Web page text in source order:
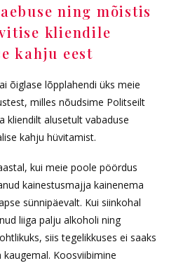
ning mõistis
kliendile
kahju eest
õiglase lõpplahendi üks meie
milles nõudsime Politseilt
kliendilt alusetult vabaduse
kahju hüvitamist.
kui meie poole pöördus
kainestusmajja kainenema
sünnipäevalt. Kui siinkohal
liiga palju alkoholi ning
siis tegelikkuses ei saaks
Koosviibimine